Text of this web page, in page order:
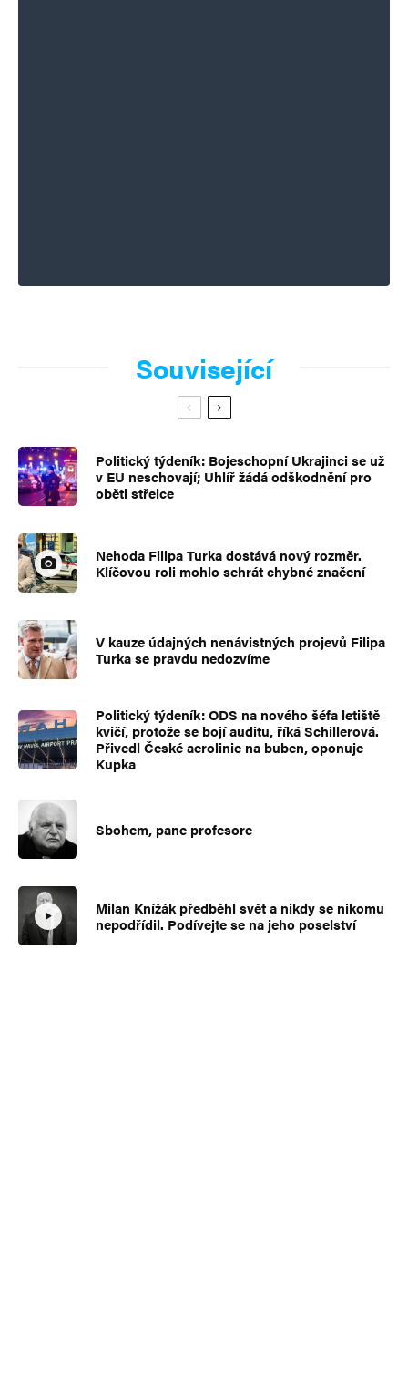
Související
Politický týdeník: Bojeschopní Ukrajinci se už
v EU neschovají; Uhlíř žádá odškodnění pro
oběti střelce
Nehoda Filipa Turka dostává nový rozměr.
Klíčovou roli mohlo sehrát chybné značení
V kauze údajných nenávistných projevů Filipa
Turka se pravdu nedozvíme
Politický týdeník: ODS na nového šéfa letiště
kvičí, protože se bojí auditu, říká Schillerová.
Přivedl České aerolinie na buben, oponuje
Kupka
Sbohem, pane profesore
Milan Knížák předběhl svět a nikdy se nikomu
nepodřídil. Podívejte se na jeho poselství